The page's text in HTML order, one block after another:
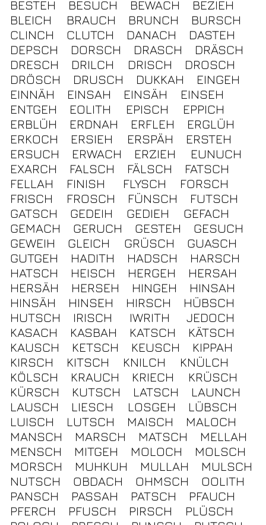
BESTEH
BESUCH BEWACH
BEZIEH
BLEICH
BRAUCH BRUNCH
BURSCH
CLINCH
CLUTCH DANACH
DASTEH
DEPSCH
DORSCH DRASCH
DRÄSCH
DRESCH
DRILCH DRISCH
DROSCH
DRÖSCH
DRUSCH DUKKAH
EINGEH
EINNÄH
EINSAH EINSÄH
EINSEH
ENTGEH
EOLITH EPISCH
EPPICH
ERBLÜH
ERDNAH ERFLEH
ERGLÜH
ERKOCH
ERSIEH ERSPÄH
ERSTEH
ERSUCH
ERWACH ERZIEH
EUNUCH
EXARCH
FALSCH FÄLSCH
FATSCH
FELLAH
FINISH FLYSCH
FORSCH
FRISCH
FROSCH FÜNSCH
FUTSCH
GATSCH
GEDEIH GEDIEH
GEFACH
GEMACH
GERUCH GESTEH
GESUCH
GEWEIH
GLEICH GRÜSCH
GUASCH
GUTGEH
HADITH HADSCH
HARSCH
HATSCH
HEISCH HERGEH
HERSAH
HERSÄH
HERSEH HINGEH
HINSAH
HINSÄH
HINSEH HIRSCH
HÜBSCH
HUTSCH
IRISCH IWRITH
JEDOCH
KASACH
KASBAH KATSCH
KÄTSCH
KAUSCH
KETSCH KEUSCH
KIPPAH
KIRSCH
KITSCH KNILCH
KNÜLCH
KÖLSCH
KRAUCH KRIECH
KRÜSCH
KÜRSCH
KUTSCH LATSCH
LAUNCH
LAUSCH
LIESCH LOSGEH
LÜBSCH
LUISCH
LUTSCH MAISCH
MALOCH
MANSCH
MARSCH MATSCH
MELLAH
MENSCH
MITGEH MOLOCH
MOLSCH
MORSCH
MUHKUH MULLAH
MULSCH
NUTSCH
OBDACH OHMSCH
OOLITH
PANSCH
PASSAH PATSCH
PFAUCH
PFERCH
PFUSCH PIRSCH
PLÜSCH